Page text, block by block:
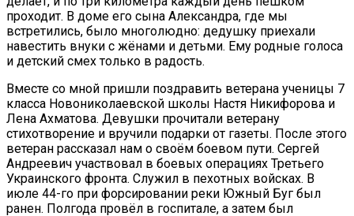
проходит. В доме его сына Александра, где мы
встретились, было многолюдно: дедушку приехали
навестить внуки с жёнами и детьми. Ему родные голоса
и детский смех только в радость.
Вместе со мной пришли поздравить ветерана ученицы 7
класса Новониколаевской школы Настя Никифорова и
Лена Ахматова. Девушки прочитали ветерану
стихотворение и вручили подарки от газеты. После этого
ветеран рассказал нам о своём боевом пути. Сергей
Андреевич участвовал в боевых операциях Третьего
Украинского фронта. Служил в пехотных войсках. В
июле 44-го при форсировании реки Южный Буг был
ранен. Полгода провёл в госпитале, а затем был